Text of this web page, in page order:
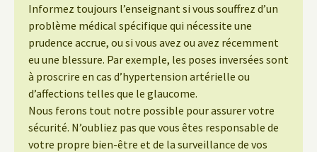
Informez toujours l’enseignant si vous souffrez d’un
problème médical spécifique qui nécessite une
prudence accrue, ou si vous avez ou avez récemment
eu une blessure. Par exemple, les poses inversées sont
à proscrire en cas d’hypertension artérielle ou
d’affections telles que le glaucome.
Nous ferons tout notre possible pour assurer votre
sécurité. N’oubliez pas que vous êtes responsable de
votre propre bien-être et de la surveillance de vos